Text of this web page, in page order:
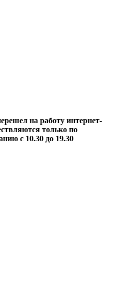
на работу интернет-
только по
с 10.30 до 19.30